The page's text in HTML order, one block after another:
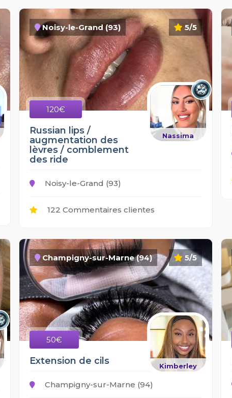
5/5
Noisy-le-Grand (93)
120€
Nassima
Russian lips /
augmentation des
lèvres / comblement
des ride
Noisy-le-Grand (93)
122 Commentaires clientes
5/5
Champigny-sur-Marne (94)
50€
Kimberley
Extension de cils
Champigny-sur-Marne (94)